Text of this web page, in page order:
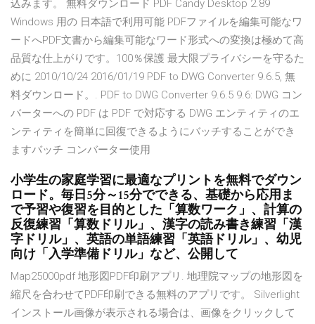
込みます。 無料ダウンロード PDF Candy Desktop 2.89
Windows 用の 日本語で利用可能 PDFファイルを編集可能なワ
ードへPDF文書から編集可能なワード形式への変換は極めて高
品質な仕上がりです。100％保護 最大限プライバシーを守るた
めに 2010/10/24 2016/01/19 PDF to DWG Converter 9.6.5, 無
料ダウンロード。. PDF to DWG Converter 9.6.5 9.6: DWG コン
バーターへの PDF は PDF で対応する DWG エンティティのエ
ンティティを簡単に回復できるようにバッチすることができ
ますバッチ コンバーター使用
小学生の家庭学習に最適なプリントを無料でダウン
ロード。毎日5分～15分でできる、基礎から応用ま
で予習や復習を目的とした「算数ワーク」、計算の
反復練習「算数ドリル」、漢字の読み書き練習「漢
字ドリル」、英語の単語練習「英語ドリル」、幼児
向け「入学準備ドリル」など、公開して
Map25000pdf 地形図PDF印刷アプリ. 地理院マップの地形図を
縮尺を合わせてPDF印刷できる無料のアプリです。 Silverlight
インストール画像が表示される場合は、画像をクリックして